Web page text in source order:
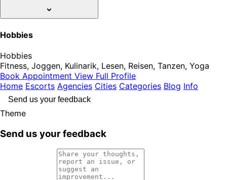
Hobbies
Hobbies
Fitness, Joggen, Kulinarik, Lesen, Reisen, Tanzen, Yoga
Book Appointment View Full Profile
Home Escorts Agencies Cities Categories Blog Info
Send us your feedback
Theme
Send us your feedback